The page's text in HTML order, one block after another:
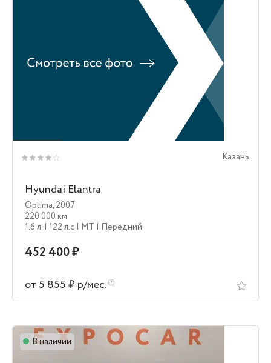
Казань
Hyundai Elantra
Optima,2007
220 000 км
1.6 л. | 122 л.c | MT | Передний
452 400 ₽
от 5 855 ₽ р/мес.
В наличии